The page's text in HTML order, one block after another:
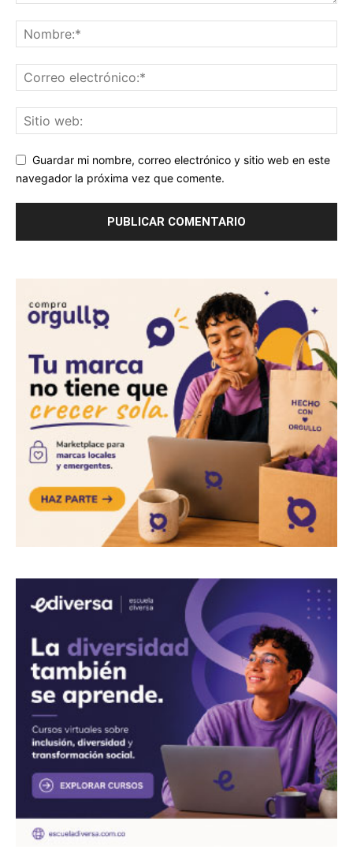
Guardar mi nombre, correo electrónico y sitio web en este
navegador la próxima vez que comente.